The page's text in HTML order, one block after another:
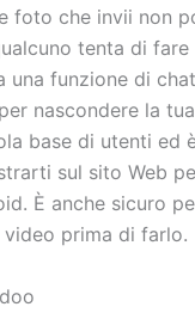
foto che invii non
tenta di
una funzione di
nascondere la
base di utenti ed
sul sito Web
È anche sicuro
prima di farlo.